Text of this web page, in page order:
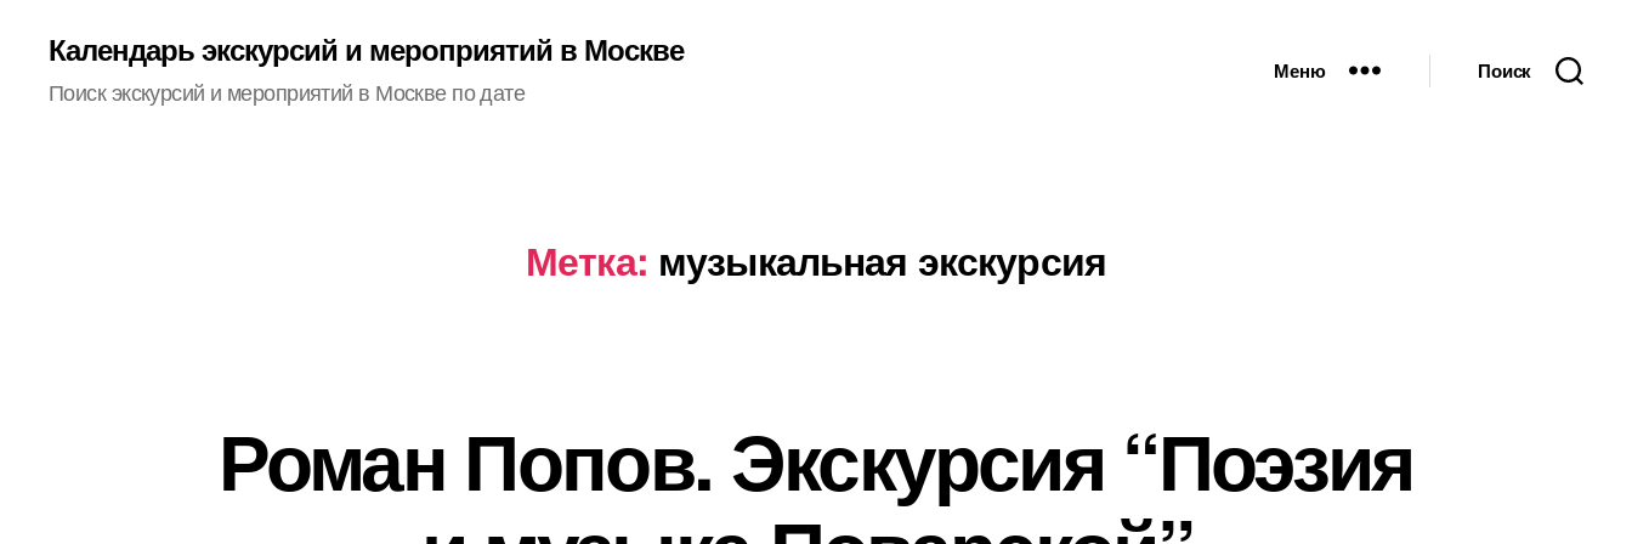
Календарь экскурсий и мероприятий в Москве
Поиск экскурсий и мероприятий в Москве по дате
Меню Поиск
Метка: музыкальная экскурсия
Роман Попов. Экскурсия “Поэзия